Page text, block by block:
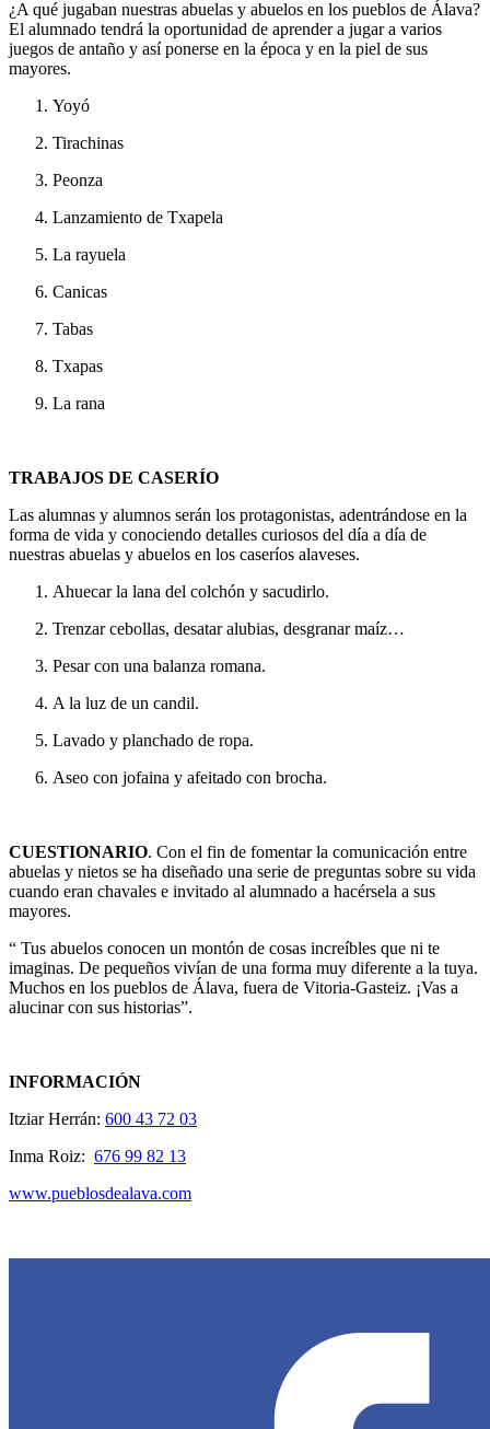
¿A qué jugaban nuestras abuelas y abuelos en los pueblos de Álava?
El alumnado tendrá la oportunidad de aprender a jugar a varios
juegos de antaño y así ponerse en la época y en la piel de sus
mayores.
Yoyó
Tirachinas
Peonza
Lanzamiento de Txapela
La rayuela
Canicas
Tabas
Txapas
La rana
TRABAJOS DE CASERÍO
Las alumnas y alumnos serán los protagonistas, adentrándose en la
forma de vida y conociendo detalles curiosos del día a día de
nuestras abuelas y abuelos en los caseríos alaveses.
Ahuecar la lana del colchón y sacudirlo.
Trenzar cebollas, desatar alubias, desgranar maíz…
Pesar con una balanza romana.
A la luz de un candil.
Lavado y planchado de ropa.
Aseo con jofaina y afeitado con brocha.
CUESTIONARIO. Con el fin de fomentar la comunicación entre
abuelas y nietos se ha diseñado una serie de preguntas sobre su vida
cuando eran chavales e invitado al alumnado a hacérsela a sus
mayores.
“ Tus abuelos conocen un montón de cosas increíbles que ni te
imaginas. De pequeños vivían de una forma muy diferente a la tuya.
Muchos en los pueblos de Álava, fuera de Vitoria-Gasteiz. ¡Vas a
alucinar con sus historias”.
INFORMACIÓN
Itziar Herrán: 600 43 72 03
Inma Roiz: 676 99 82 13
www.pueblosdealava.com